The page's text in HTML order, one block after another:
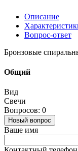
Описание
Вопрос-ответ
Бронзовые
Общий
Вид
Свечи
Вопросов: 0
Новый вопрос
Ваше имя